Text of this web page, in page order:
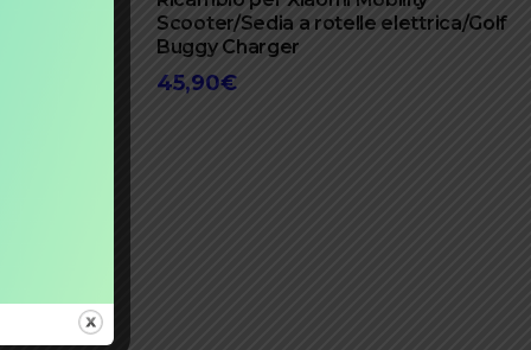
Scooter/Sedia a rotelle elettrica/Golf
Buggy Charger
45,90€